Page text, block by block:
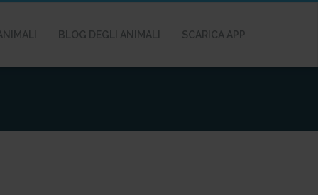
BLOG DEGLI ANIMALI SCARICA APP